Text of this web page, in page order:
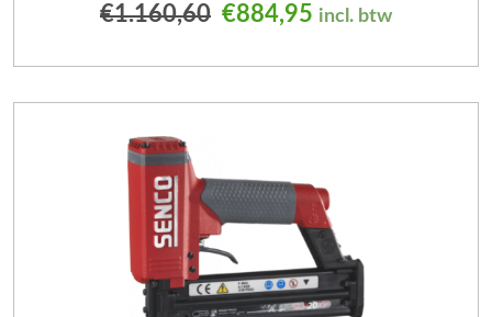
€1.160,60 Oorspronkelijke prijs
€884,95 Huidige prijs is:
incl. btw